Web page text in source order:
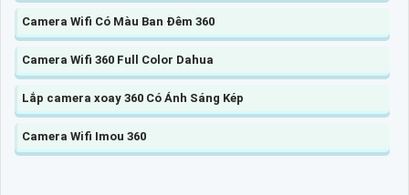
Camera Wifi Có Màu Ban Đêm 360
Camera Wifi 360 Full Color Dahua
Lắp camera xoay 360 Có Ánh Sáng Kép
Camera Wifi Imou 360